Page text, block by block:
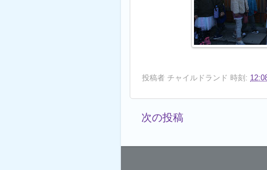
投稿者 チャイルドランド 時刻:
次の投稿